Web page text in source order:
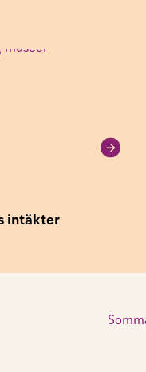
intäkter